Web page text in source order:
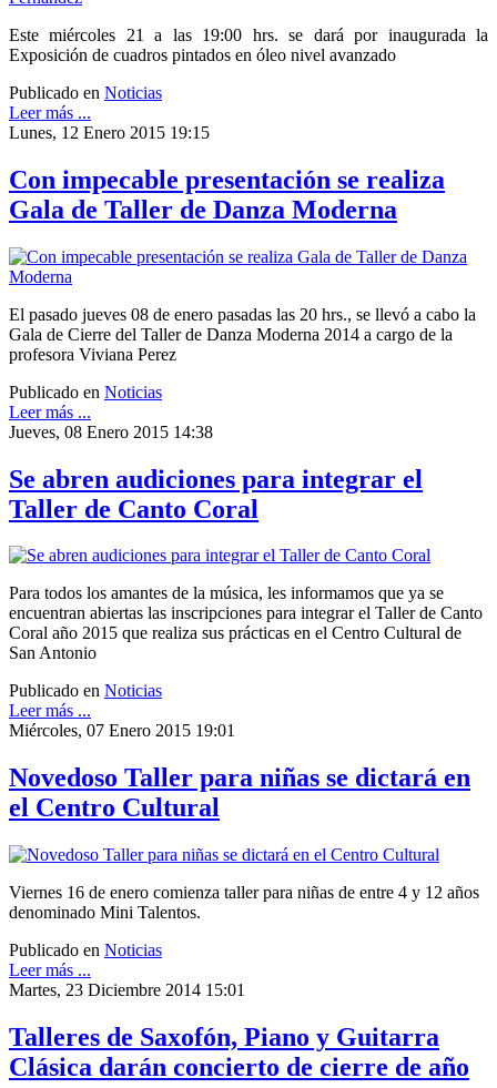
Este miércoles 21 a las 19:00 hrs. se dará por inaugurada la
Exposición de cuadros pintados en óleo nivel avanzado
Publicado en Noticias
Leer más ...
Lunes, 12 Enero 2015 19:15
Con impecable presentación se realiza
Gala de Taller de Danza Moderna
El pasado jueves 08 de enero pasadas las 20 hrs., se llevó a cabo la
Gala de Cierre del Taller de Danza Moderna 2014 a cargo de la
profesora Viviana Perez
Publicado en Noticias
Leer más ...
Jueves, 08 Enero 2015 14:38
Se abren audiciones para integrar el
Taller de Canto Coral
Para todos los amantes de la música, les informamos que ya se
encuentran abiertas las inscripciones para integrar el Taller de Canto
Coral año 2015 que realiza sus prácticas en el Centro Cultural de
San Antonio
Publicado en Noticias
Leer más ...
Miércoles, 07 Enero 2015 19:01
Novedoso Taller para niñas se dictará en
el Centro Cultural
Viernes 16 de enero comienza taller para niñas de entre 4 y 12 años
denominado Mini Talentos.
Publicado en Noticias
Leer más ...
Martes, 23 Diciembre 2014 15:01
Talleres de Saxofón, Piano y Guitarra
Clásica darán concierto de cierre de año